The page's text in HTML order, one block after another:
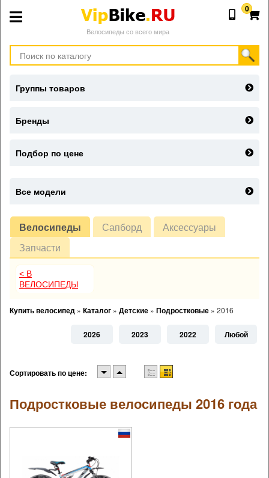
Велосипеды со всего мира
0
Велосипеды Сапборд
Аксессуары
Запчасти
< В
ВЕЛОСИПЕДЫ
Купить велосипед » Каталог » Детские » Подростковые » 2016
2026 2023 2022 Любой
Сортировать по цене:
Подростковые велосипеды 2016 года
Группы товаров
Бренды
Подбор по цене
Все модели